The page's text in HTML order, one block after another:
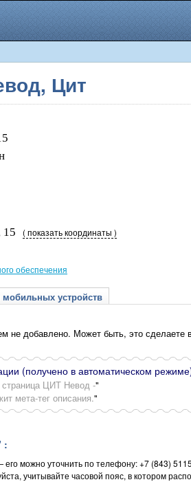
Цит
15 ( показать координаты )
обеспечения
мобильных устройств
не добавлено. Может быть, это сделаете
(получено в автоматическом
ЦИТ Невод -"
мета-тег описания."
:
можно уточнить по телефону: +7 (843)
учитывайте часовой пояс, в котором